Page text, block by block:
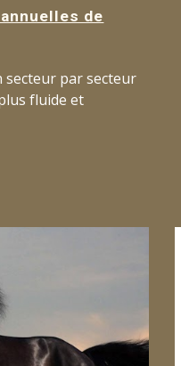
de
secteur par secteur
fluide et